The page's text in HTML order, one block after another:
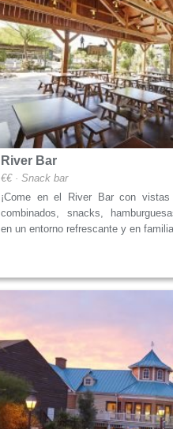
River Bar
€€ · Snack bar
¡Come en el River Bar con
combinados, snacks,
en un entorno refrescante y en familia.